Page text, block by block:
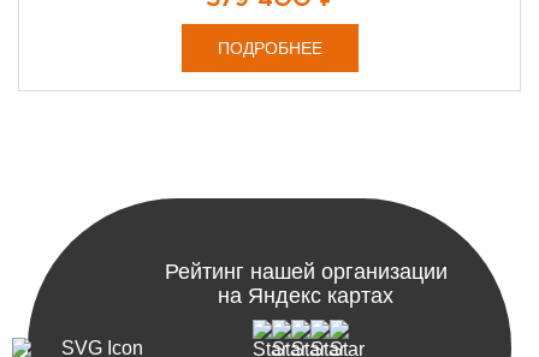
ПОДРОБНЕЕ
Рейтинг нашей организации
на Яндекс картах